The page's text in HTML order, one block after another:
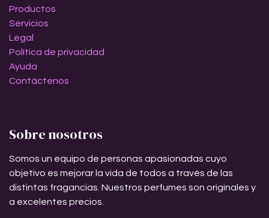
Productos
Servicios
Legal
Política de privacidad
Ayuda
Contáctenos
Sobre nosotros
Somos un equipo de personas apasionadas cuyo
objetivo es mejorar la vida de todos a través de las
distintas fragancias. Nuestros perfumes son originales y
a excelentes precios.